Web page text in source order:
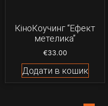
КіноКоучинг “Ефект
метелика”
€33.00
Додати в кошик